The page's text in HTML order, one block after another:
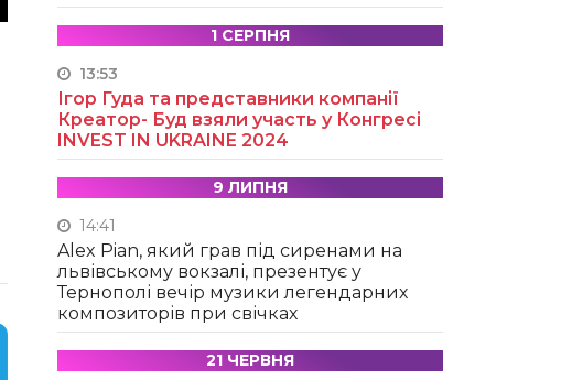
1 СЕРПНЯ
13:53
Ігор Гуда та представники компанії
Креатор- Буд взяли участь у Конгресі
INVEST IN UKRAINE 2024
9 ЛИПНЯ
14:41
Alex Pian, який грав під сиренами на
львівському вокзалі, презентує у
Тернополі вечір музики легендарних
композиторів при свічках
21 ЧЕРВНЯ